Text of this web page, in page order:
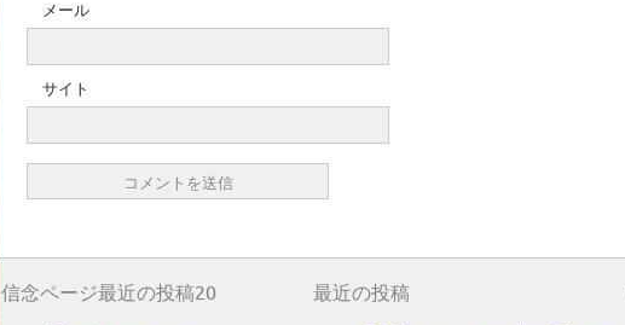
メール
サイト
信念ページ最近の投稿20 最近の投稿